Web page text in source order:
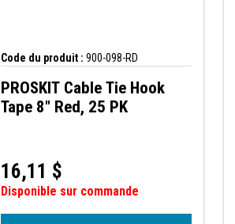
Code du produit : 900-098-RD
PROSKIT Cable Tie Hook
Tape 8" Red, 25 PK
16,11 $
Disponible sur commande